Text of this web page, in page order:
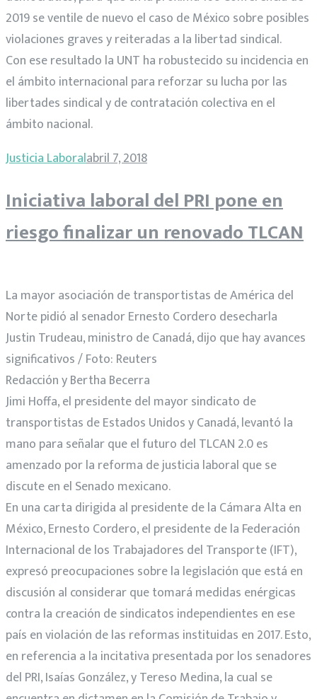
2019 se ventile de nuevo el caso de México sobre posibles
violaciones graves y reiteradas a la libertad sindical.
Con ese resultado la UNT ha robustecido su incidencia en
el ámbito internacional para reforzar su lucha por las
libertades sindical y de contratación colectiva en el
ámbito nacional.
Justicia Laboralabril 7, 2018
Iniciativa laboral del PRI pone en
riesgo finalizar un renovado TLCAN
La mayor asociación de transportistas de América del
Norte pidió al senador Ernesto Cordero desecharla
Justin Trudeau, ministro de Canadá, dijo que hay avances
significativos / Foto: Reuters
Redacción y Bertha Becerra
Jimi Hoffa, el presidente del mayor sindicato de
transportistas de Estados Unidos y Canadá, levantó la
mano para señalar que el futuro del TLCAN 2.0 es
amenzado por la reforma de justicia laboral que se
discute en el Senado mexicano.
En una carta dirigida al presidente de la Cámara Alta en
México, Ernesto Cordero, el presidente de la Federación
Internacional de los Trabajadores del Transporte (IFT),
expresó preocupaciones sobre la legislación que está en
discusión al considerar que tomará medidas enérgicas
contra la creación de sindicatos independientes en ese
país en violación de las reformas instituidas en 2017. Esto,
en referencia a la incitativa presentada por los senadores
del PRI, Isaías González, y Tereso Medina, la cual se